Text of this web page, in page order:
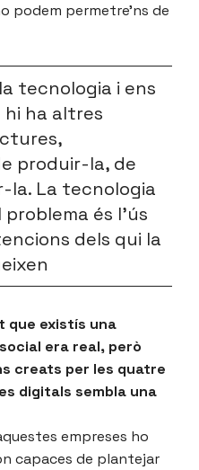
podem permetre’ns de
tecnologia i ens
hi ha altres
produir-la, de
la. La tecnologia
és l’ús
dels qui la
que existís una
era real, però
creats per les quatre
digitals sembla una
empreses ho
capaces de plantejar